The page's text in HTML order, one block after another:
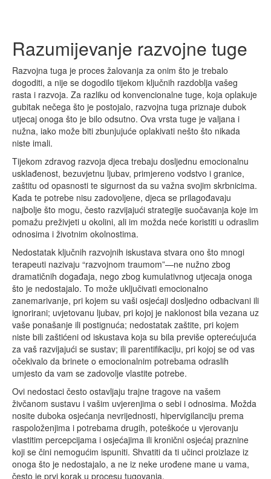
Razumijevanje razvojne tuge
Razvojna tuga je proces žalovanja za onim što je trebalo
dogoditi, a nije se dogodilo tijekom ključnih razdoblja vašeg
rasta i razvoja. Za razliku od konvencionalne tuge, koja oplakuje
gubitak nečega što je postojalo, razvojna tuga priznaje dubok
utjecaj onoga što je bilo odsutno. Ova vrsta tuge je valjana i
nužna, iako može biti zbunjujuće oplakivati nešto što nikada
niste imali.
Tijekom zdravog razvoja djeca trebaju dosljednu emocionalnu
usklađenost, bezuvjetnu ljubav, primjereno vodstvo i granice,
zaštitu od opasnosti te sigurnost da su važna svojim skrbnicima.
Kada te potrebe nisu zadovoljene, djeca se prilagođavaju
najbolje što mogu, često razvijajući strategije suočavanja koje im
pomažu preživjeti u okolini, ali im možda neće koristiti u odraslim
odnosima i životnim okolnostima.
Nedostatak ključnih razvojnih iskustava stvara ono što mnogi
terapeuti nazivaju “razvojnom traumom”—ne nužno zbog
dramatičnih događaja, nego zbog kumulativnog utjecaja onoga
što je nedostajalo. To može uključivati emocionalno
zanemarivanje, pri kojem su vaši osjećaji dosljedno odbacivani ili
ignorirani; uvjetovanu ljubav, pri kojoj je naklonost bila vezana uz
vaše ponašanje ili postignuća; nedostatak zaštite, pri kojem
niste bili zaštićeni od iskustava koja su bila previše opterećujuća
za vaš razvijajući se sustav; ili parentifikaciju, pri kojoj se od vas
očekivalo da brinete o emocionalnim potrebama odraslih
umjesto da vam se zadovolje vlastite potrebe.
Ovi nedostaci često ostavljaju trajne tragove na vašem
živčanom sustavu i vašim uvjerenjima o sebi i odnosima. Možda
nosite duboka osjećanja nevrijednosti, hipervigilanciju prema
raspoloženjima i potrebama drugih, poteškoće u vjerovanju
vlastitim percepcijama i osjećajima ili kronični osjećaj praznine
koji se čini nemogućim ispuniti. Shvatiti da ti učinci proizlaze iz
onoga što je nedostajalo, a ne iz neke urođene mane u vama,
često je prvi korak u procesu tugovanja.